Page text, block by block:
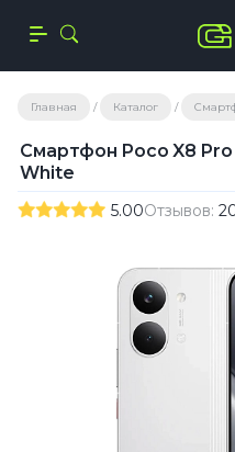
Главная Каталог
Смартфон Poco X8 Pro
White
5.00Отзывов: